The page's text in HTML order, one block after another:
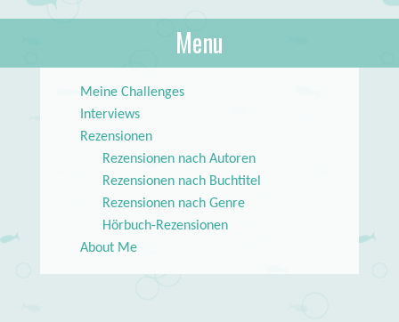
About Books
lilstar.de
Menu
Meine Challenges
Interviews
Rezensionen
Rezensionen nach Autoren
Rezensionen nach Buchtitel
Rezensionen nach Genre
Hörbuch-Rezensionen
About Me